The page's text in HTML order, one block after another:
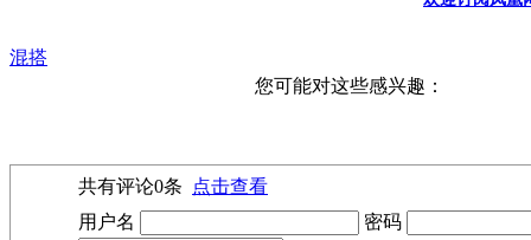
混搭
您可能对这些感兴趣：
共有评论0条
点击查看
用户名
密码